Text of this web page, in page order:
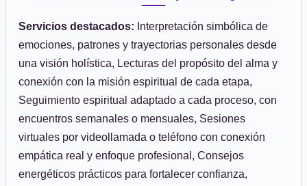
Servicios destacados: Interpretación simbólica de
emociones, patrones y trayectorias personales desde
una visión holística, Lecturas del propósito del alma y
conexión con la misión espiritual de cada etapa,
Seguimiento espiritual adaptado a cada proceso, con
encuentros semanales o mensuales, Sesiones
virtuales por videollamada o teléfono con conexión
empática real y enfoque profesional, Consejos
energéticos prácticos para fortalecer confianza,